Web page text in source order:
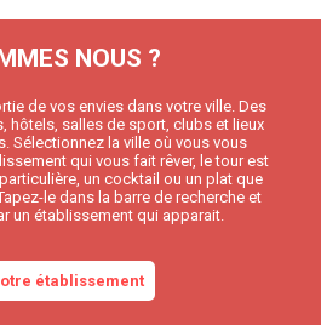
NOUS ?
de vos envies dans votre ville. Des
hôtels, salles de sport, clubs et lieux
Sélectionnez la ville où vous vous
qui vous fait rêver, le tour est
un cocktail ou un plat que
le dans la barre de recherche et
un établissement qui apparait.
établissement